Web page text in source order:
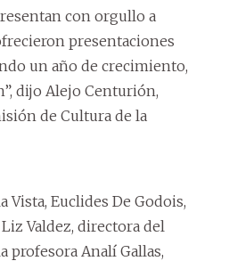
con orgullo a
presentaciones
un año de crecimiento,
dijo Alejo Centurión,
de Cultura de la
Euclides De Godois,
Valdez, directora del
profesora Analí Gallas,